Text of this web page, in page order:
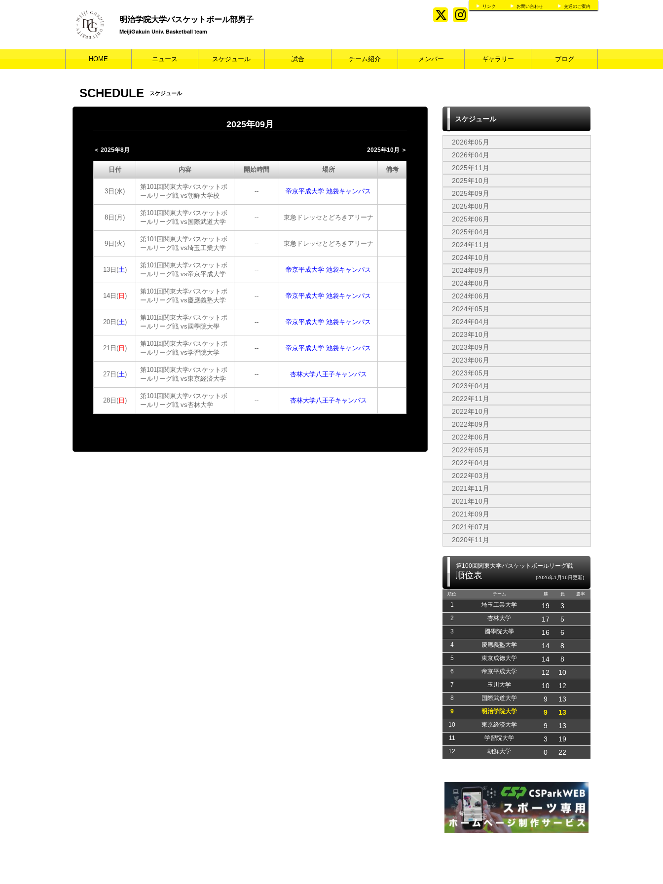
リンク お問い合わせ 交通のご案内
明治学院大学バスケットボール部男子
MeijiGakuin Univ. Basketball team
HOME ニュース スケジュール 試合 チーム紹介 メンバー ギャラリー ブログ
SCHEDULE スケジュール
2025年09月
＜ 2025年8月 2025年10月 ＞
日付 内容 開始時間 場所 備考
3日(水)
第101回関東大学バスケットボ
ールリーグ戦 vs朝鮮大学校
-- 帝京平成大学 池袋キャンパス
8日(月)
第101回関東大学バスケットボ
ールリーグ戦 vs国際武道大学
-- 東急ドレッセとどろきアリーナ
9日(火)
第101回関東大学バスケットボ
ールリーグ戦 vs埼玉工業大学
-- 東急ドレッセとどろきアリーナ
13日(土)
第101回関東大学バスケットボ
ールリーグ戦 vs帝京平成大学
-- 帝京平成大学 池袋キャンパス
14日(日 )
第101回関東大学バスケットボ
ールリーグ戦 vs慶應義塾大学
-- 帝京平成大学 池袋キャンパス
20日(土)
第101回関東大学バスケットボ
ールリーグ戦 vs國學院大學
-- 帝京平成大学 池袋キャンパス
21日(日 )
第101回関東大学バスケットボ
ールリーグ戦 vs学習院大学
-- 帝京平成大学 池袋キャンパス
27日(土)
第101回関東大学バスケットボ
ールリーグ戦 vs東京経済大学
-- 杏林大学八王子キャンパス
28日(日 )
第101回関東大学バスケットボ
ールリーグ戦 vs杏林大学
-- 杏林大学八王子キャンパス
スケジュール
2026年05月
2026年04月
2025年11月
2025年10月
2025年09月
2025年08月
2025年06月
2025年04月
2024年11月
2024年10月
2024年09月
2024年08月
2024年06月
2024年05月
2024年04月
2023年10月
2023年09月
2023年06月
2023年05月
2023年04月
2022年11月
2022年10月
2022年09月
2022年06月
2022年05月
2022年04月
2022年03月
2021年11月
2021年10月
2021年09月
2021年07月
2020年11月
第100回関東大学バスケットボールリーグ戦
順位表 (2026年1月16日更新)
順位 チーム 勝 負 勝率
1 埼玉工業大学 19 3
2 杏林大学 17 5
3 國學院大學 16 6
4 慶應義塾大学 14 8
5 東京成徳大学 14 8
6 帝京平成大学 12 10
7 玉川大学 10 12
8 国際武道大学 9 13
9 明治学院大学 9 13
10 東京経済大学 9 13
11 学習院大学 3 19
12 朝鮮大学 0 22